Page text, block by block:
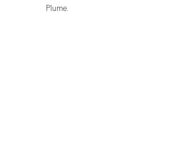
Plume.